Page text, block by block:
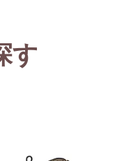
す